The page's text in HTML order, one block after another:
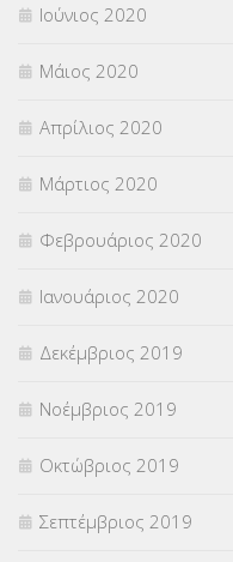
Ιούνιος 2020
Μάιος 2020
Απρίλιος 2020
Μάρτιος 2020
Φεβρουάριος 2020
Ιανουάριος 2020
Δεκέμβριος 2019
Νοέμβριος 2019
Οκτώβριος 2019
Σεπτέμβριος 2019